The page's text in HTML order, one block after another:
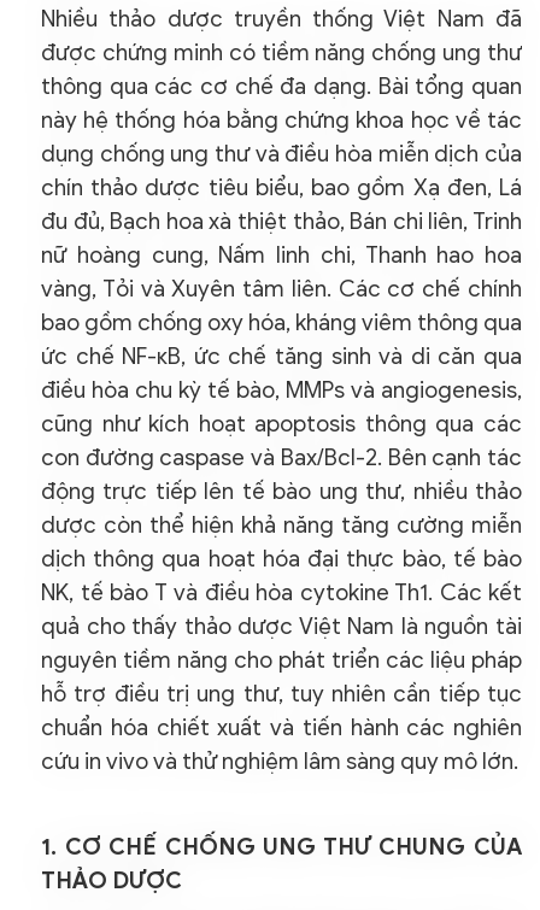
Nhiều thảo dược truyền thống Việt Nam đã
được chứng minh có tiềm năng chống ung thư
thông qua các cơ chế đa dạng. Bài tổng quan
này hệ thống hóa bằng chứng khoa học về tác
dụng chống ung thư và điều hòa miễn dịch của
chín thảo dược tiêu biểu, bao gồm Xạ đen, Lá
đu đủ, Bạch hoa xà thiệt thảo, Bán chi liên, Trinh
nữ hoàng cung, Nấm linh chi, Thanh hao hoa
vàng, Tỏi và Xuyên tâm liên. Các cơ chế chính
bao gồm chống oxy hóa, kháng viêm thông qua
ức chế NF-κB, ức chế tăng sinh và di căn qua
điều hòa chu kỳ tế bào, MMPs và angiogenesis,
cũng như kích hoạt apoptosis thông qua các
con đường caspase và Bax/Bcl-2. Bên cạnh tác
động trực tiếp lên tế bào ung thư, nhiều thảo
dược còn thể hiện khả năng tăng cường miễn
dịch thông qua hoạt hóa đại thực bào, tế bào
NK, tế bào T và điều hòa cytokine Th1. Các kết
quả cho thấy thảo dược Việt Nam là nguồn tài
nguyên tiềm năng cho phát triển các liệu pháp
hỗ trợ điều trị ung thư, tuy nhiên cần tiếp tục
chuẩn hóa chiết xuất và tiến hành các nghiên
cứu in vivo và thử nghiệm lâm sàng quy mô lớn.
1. CƠ CHẾ CHỐNG UNG THƯ CHUNG CỦA
THẢO DƯỢC